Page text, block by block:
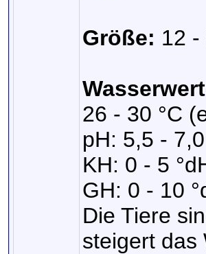
Größe: 12
26 - 30 °C
pH: 5,5 - 7,0
KH: 0 - 5
GH: 0 - 10
Die Tiere
steigert das